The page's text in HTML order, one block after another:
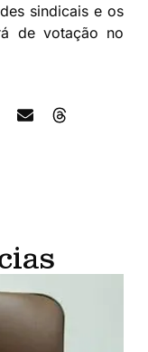
sindicais e os
de votação no